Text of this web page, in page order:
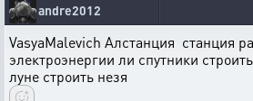
andre2012
VasyaMalevich Алстанция станция
электроэнергии ли спутники
луне строить незя